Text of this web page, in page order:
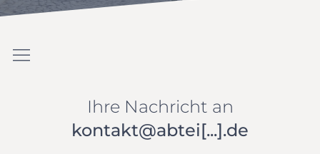
Ihre Nachricht an
kontakt@abtei[...].de